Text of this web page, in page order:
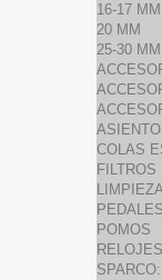
16-17 MM
20 MM
25-30 MM
COLAS
FILTROS
PEDALES
POMOS